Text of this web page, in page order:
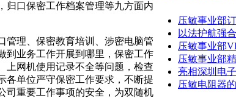
压敏事业部
以法护航强
压敏事业部
压敏事业部
亮相深圳电
压敏电阻器
归口保密工作档案管理等九方面内
管理、保密教育培训、涉密电脑管
到业务工作开展到哪里，保密工作
上网机使用记录不全等问题，检查
各单位严守保密工作要求，不断提
司重要工作事项的安全，为双随机